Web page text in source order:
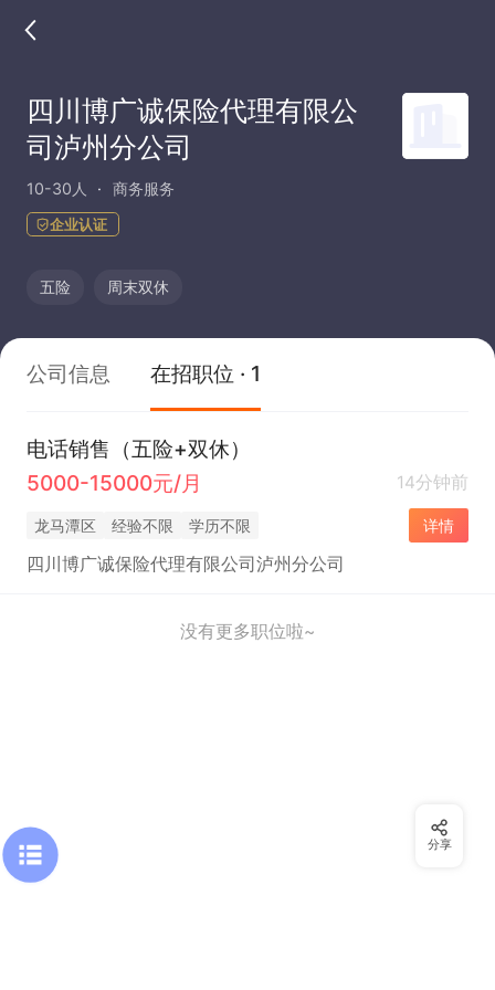
四川博广诚保险代理有限公
司泸州分公司
10-30人 商务服务
企业认证
五险 周末双休
公司信息 在招职位 · 1
电话销售（五险+双休）
5000-15000元/月
14分钟前
龙马潭区 经验不限 学历不限 详情
四川博广诚保险代理有限公司泸州分公司
没有更多职位啦~
分享